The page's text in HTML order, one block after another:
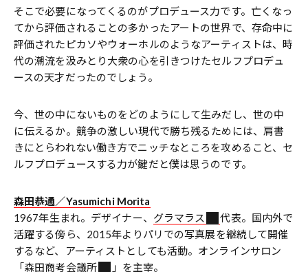
そこで必要になってくるのがプロデュース力です。亡くなっ
てから評価されることの多かったアートの世界で、存命中に
評価されたピカソやウォーホルのようなアーティストは、時
代の潮流を汲みとり大衆の心を引きつけたセルフプロデュ
ースの天才だったのでしょう。
今、世の中にないものをどのようにして生みだし、世の中
に伝えるか。競争の激しい現代で勝ち残るためには、肩書
きにとらわれない働き方でニッチなところを攻めること、セ
ルフプロデュースする力が鍵だと僕は思うのです。
森田恭通／Yasumichi Morita
1967年生まれ。デザイナー、 グラマラス
代表。国内外で
活躍する傍ら、2015年よりパリでの写真展を継続して開催
するなど、アーティストとしても活動。オンラインサロン
「森田商考会議所 」を主宰。